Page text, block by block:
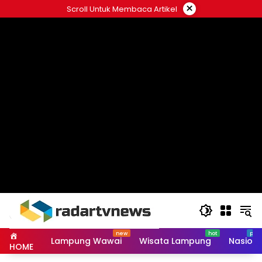
to
Scroll Untuk Membaca Artikel ×
HOME Lampung Wawai Wisata Lampung